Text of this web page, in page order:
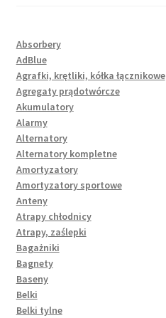
Absorbery
AdBlue
Agrafki, krętliki, kółka łącznikowe
Agregaty prądotwórcze
Akumulatory
Alarmy
Alternatory
Alternatory kompletne
Amortyzatory
Amortyzatory sportowe
Anteny
Atrapy chłodnicy
Atrapy, zaślepki
Bagażniki
Bagnety
Baseny
Belki
Belki tylne